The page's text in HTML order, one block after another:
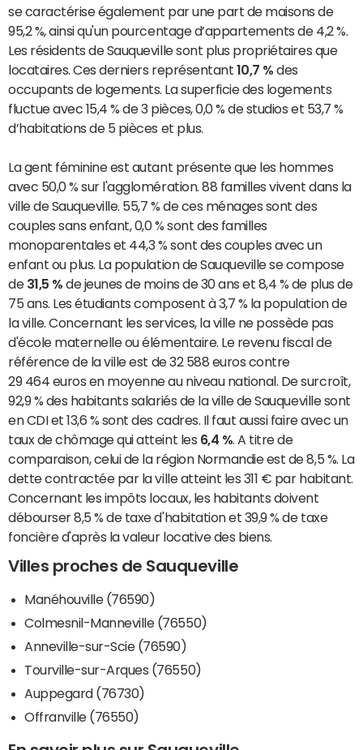
se caractérise également par une part de maisons de
95,2 %, ainsi qu'un pourcentage d’appartements de 4,2 %.
Les résidents de Sauqueville sont plus propriétaires que
locataires. Ces derniers représentant 10,7 % des
occupants de logements. La superficie des logements
fluctue avec 15,4 % de 3 pièces, 0,0 % de studios et 53,7 %
d’habitations de 5 pièces et plus.
La gent féminine est autant présente que les hommes
avec 50,0 % sur l'agglomération. 88 familles vivent dans la
ville de Sauqueville. 55,7 % de ces ménages sont des
couples sans enfant, 0,0 % sont des familles
monoparentales et 44,3 % sont des couples avec un
enfant ou plus. La population de Sauqueville se compose
de 31,5 % de jeunes de moins de 30 ans et 8,4 % de plus de
75 ans. Les étudiants composent à 3,7 % la population de
la ville. Concernant les services, la ville ne possède pas
d'école maternelle ou élémentaire. Le revenu fiscal de
référence de la ville est de 32 588 euros contre
29 464 euros en moyenne au niveau national. De surcroît,
92,9 % des habitants salariés de la ville de Sauqueville sont
en CDI et 13,6 % sont des cadres. Il faut aussi faire avec un
taux de chômage qui atteint les 6,4 % . A titre de
comparaison, celui de la région Normandie est de 8,5 %. La
dette contractée par la ville atteint les 311 € par habitant.
Concernant les impôts locaux, les habitants doivent
débourser 8,5 % de taxe d'habitation et 39,9 % de taxe
foncière d'après la valeur locative des biens.
Villes proches de Sauqueville
Manéhouville (76590)
Colmesnil-Manneville (76550)
Anneville-sur-Scie (76590)
Tourville-sur-Arques (76550)
Auppegard (76730)
Offranville (76550)